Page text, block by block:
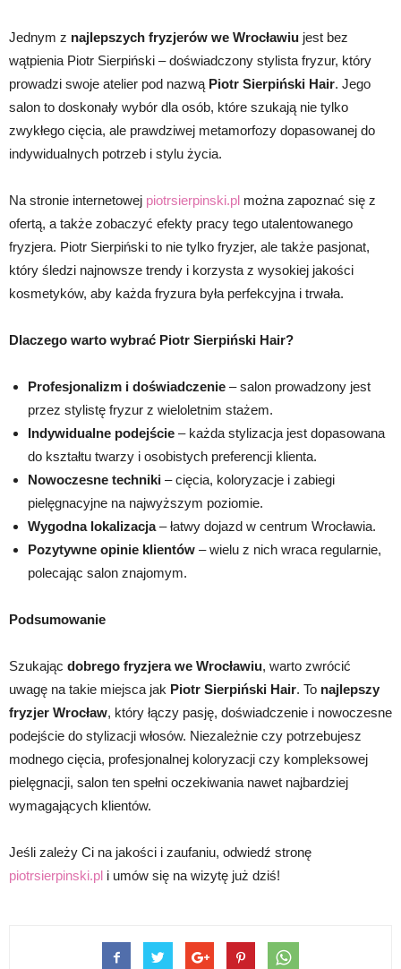
Jednym z najlepszych fryzjerów we Wrocławiu jest bez
wątpienia Piotr Sierpiński – doświadczony stylista fryzur, który
prowadzi swoje atelier pod nazwą Piotr Sierpiński Hair. Jego
salon to doskonały wybór dla osób, które szukają nie tylko
zwykłego cięcia, ale prawdziwej metamorfozy dopasowanej do
indywidualnych potrzeb i stylu życia.
Na stronie internetowej piotrsierpinski.pl można zapoznać się z
ofertą, a także zobaczyć efekty pracy tego utalentowanego
fryzjera. Piotr Sierpiński to nie tylko fryzjer, ale także pasjonat,
który śledzi najnowsze trendy i korzysta z wysokiej jakości
kosmetyków, aby każda fryzura była perfekcyjna i trwała.
Dlaczego warto wybrać Piotr Sierpiński Hair?
Profesjonalizm i doświadczenie – salon prowadzony jest
przez stylistę fryzur z wieloletnim stażem.
Indywidualne podejście – każda stylizacja jest dopasowana
do kształtu twarzy i osobistych preferencji klienta.
Nowoczesne techniki – cięcia, koloryzacje i zabiegi
pielęgnacyjne na najwyższym poziomie.
Wygodna lokalizacja– łatwy dojazd w centrum Wrocławia.
Pozytywne opinie klientów – wielu z nich wraca regularnie,
polecając salon znajomym.
Podsumowanie
Szukając dobrego fryzjera we Wrocławiu, warto zwrócić
uwagę na takie miejsca jak Piotr Sierpiński Hair. To najlepszy
fryzjer Wrocław, który łączy pasję, doświadczenie i nowoczesne
podejście do stylizacji włosów. Niezależnie czy potrzebujesz
modnego cięcia, profesjonalnej koloryzacji czy kompleksowej
pielęgnacji, salon ten spełni oczekiwania nawet najbardziej
wymagających klientów.
Jeśli zależy Ci na jakości i zaufaniu, odwiedź stronę
piotrsierpinski.pl i umów się na wizytę już dziś!